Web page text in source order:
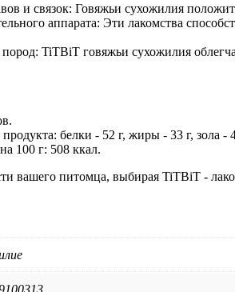
и связок: Говяжьи сухожилия
аппарата: Эти лакомства
TiTBiT говяжьи сухожилия
белки - 52 г, жиры - 33 г, зола - 4
100 г: 508 ккал.
вашего питомца, выбирая TiTBiT -